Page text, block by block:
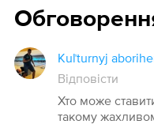
Kuľturnyj
Відповісти
Хто може
такому